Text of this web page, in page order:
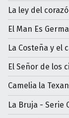
La ley del
El Man Es
La Costeña y el
El Señor de los
Camelia la
La Bruja - Serie